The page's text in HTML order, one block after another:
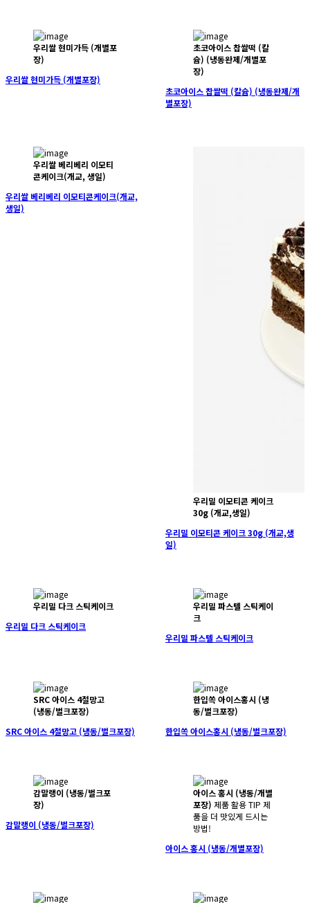
우리쌀 현미가득 (개별포
장)
우리쌀 현미가득 (개별포장)
초코아이스 찹쌀떡 (칼
슘) (냉동완제/개별포
장)
초코아이스 찹쌀떡 (칼슘) (냉동완제/개
별포장)
우리쌀 베리베리 이모티
콘케이크(개교, 생일)
우리쌀 베리베리 이모티콘케이크(개교,
생일)
우리밀 이모티콘 케이크
30g (개교,생일)
우리밀 이모티콘 케이크 30g (개교,생
일)
우리밀 다크 스틱케이크
우리밀 다크 스틱케이크
우리밀 파스텔 스틱케이
크
우리밀 파스텔 스틱케이크
SRC 아이스 4절망고
(냉동/벌크포장)
SRC 아이스 4절망고 (냉동/벌크포장)
한입쏙 아이스홍시 (냉
동/벌크포장)
한입쏙 아이스홍시 (냉동/벌크포장)
감말랭이 (냉동/벌크포
장)
감말랭이 (냉동/벌크포장)
아이스 홍시 (냉동/개별
포장) 제품 활용 TIP 제
품을 더 맛있게 드시는
방법!
아이스 홍시 (냉동/개별포장)